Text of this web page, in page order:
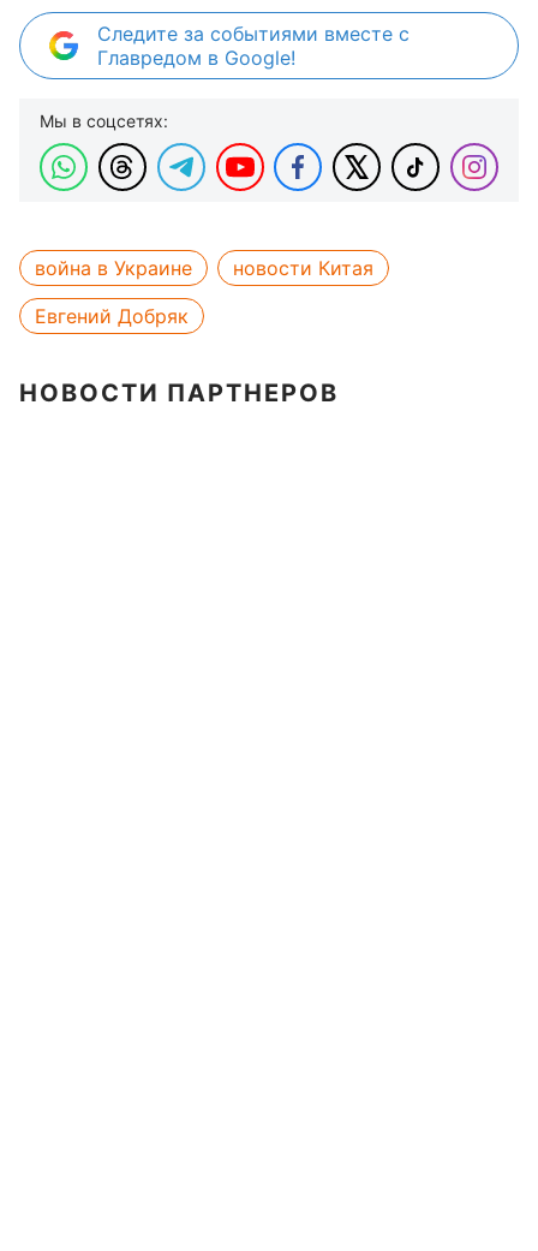
Следите за событиями вместе с
Главредом в Google!
Мы в соцсетях:
война в Украине
новости Китая
Евгений Добряк
НОВОСТИ ПАРТНЕРОВ